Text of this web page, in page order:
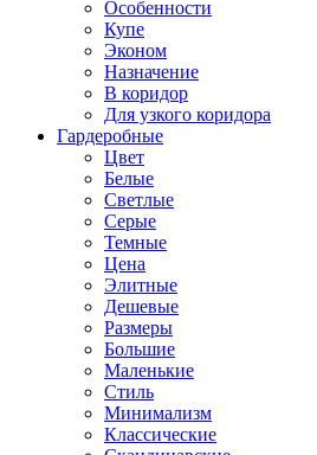
Особенности
Купе
Эконом
Назначение
В коридор
Для узкого коридора
Гардеробные
Цвет
Белые
Светлые
Серые
Темные
Цена
Элитные
Дешевые
Размеры
Большие
Маленькие
Стиль
Минимализм
Классические